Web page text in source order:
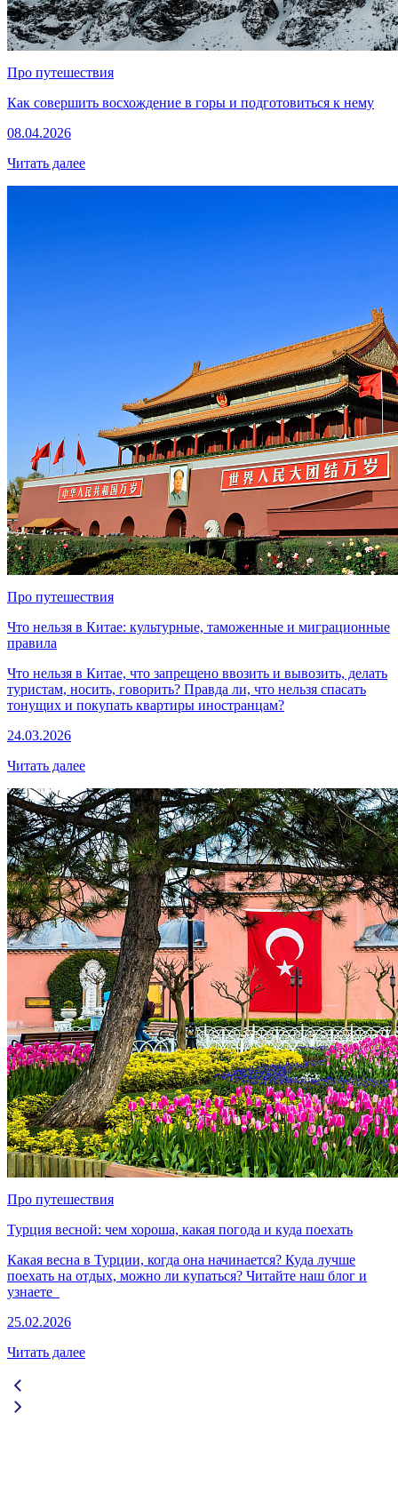
Про путешествия
Как совершить восхождение в горы и подготовиться к нему
08.04.2026
Читать далее
Про путешествия
Что нельзя в Китае: культурные, таможенные и миграционные
правила
Что нельзя в Китае, что запрещено ввозить и вывозить, делать
туристам, носить, говорить? Правда ли, что нельзя спасать
тонущих и покупать квартиры иностранцам?
24.03.2026
Читать далее
Про путешествия
Турция весной: чем хороша, какая погода и куда поехать
Какая весна в Турции, когда она начинается? Куда лучше
поехать на отдых, можно ли купаться? Читайте наш блог и
узнаете
25.02.2026
Читать далее